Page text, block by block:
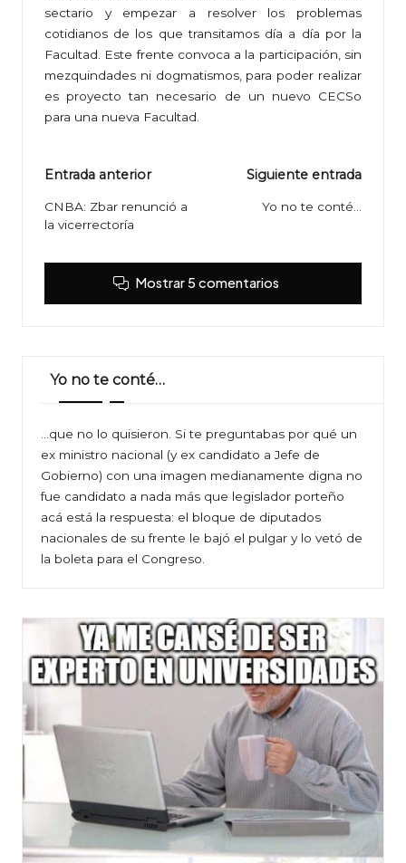
sectario y empezar a resolver los problemas
cotidianos de los que transitamos día a día por la
Facultad. Este frente convoca a la participación, sin
mezquindades ni dogmatismos, para poder realizar
es proyecto tan necesario de un nuevo CECSo
para una nueva Facultad.
Navegación
de
entradas
Entrada anterior
CNBA: Zbar renunció a
la vicerrectoría
Siguiente entrada
Yo no te conté…
Mostrar 5 comentarios
Yo no te conté…
…que no lo quisieron. Si te preguntabas por qué un
ex ministro nacional (y ex candidato a Jefe de
Gobierno) con una imagen medianamente digna no
fue candidato a nada más que legislador porteño
acá está la respuesta: el bloque de diputados
nacionales de su frente le bajó el pulgar y lo vetó de
la boleta para el Congreso.